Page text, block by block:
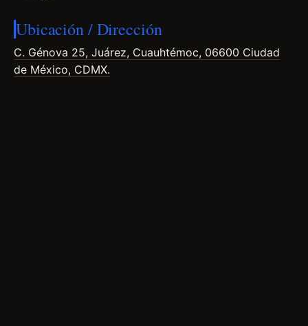
Ubicación / Dirección
C. Génova 25, Juárez, Cuauhtémoc, 06600 Ciudad
de México, CDMX.